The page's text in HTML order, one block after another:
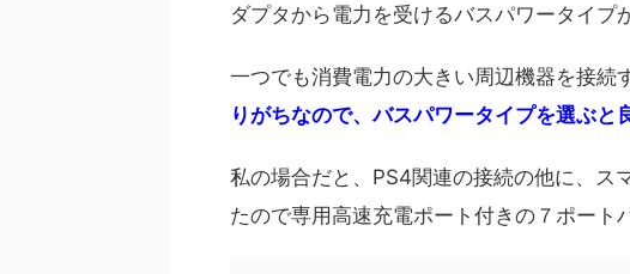
ダプタから電力を受けるバスパワータイプ
一つでも消費電力の大きい周辺機器を接続
りがちなので、バスパワータイプを選ぶと
私の場合だと、PS4関連の接続の他に、ス
たので専用高速充電ポート付きの７ポート